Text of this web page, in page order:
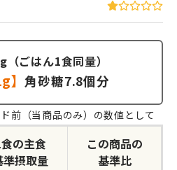
ごはん1食同量）
】角砂糖7.8個分
前（当商品のみ）の数値として
の主食
準摂取量
この商品の
基準比